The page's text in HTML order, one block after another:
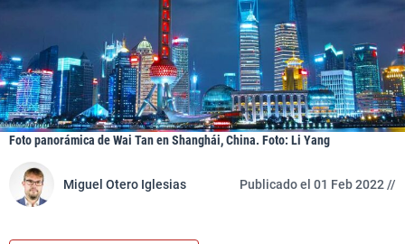
Foto panorámica de Wai Tan en Shanghái, China. Foto: Li Yang
Miguel Otero Iglesias Publicado el 01 Feb 2022 //